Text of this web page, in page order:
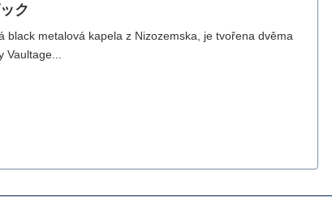
ク
black metalová kapela z Nizozemska, je tvořena dvěma
Vaultage...